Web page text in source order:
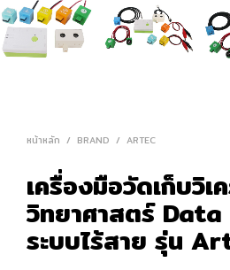
หน้าหลัก / BRAND / ARTEC
เครื่องมือวัดเก็บวิเ
วิทยาศาสตร์
ระบบไร้สาย รุ่น